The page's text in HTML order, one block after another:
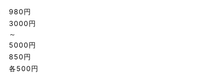
980円
3000円
～
5000円
850円
各500円